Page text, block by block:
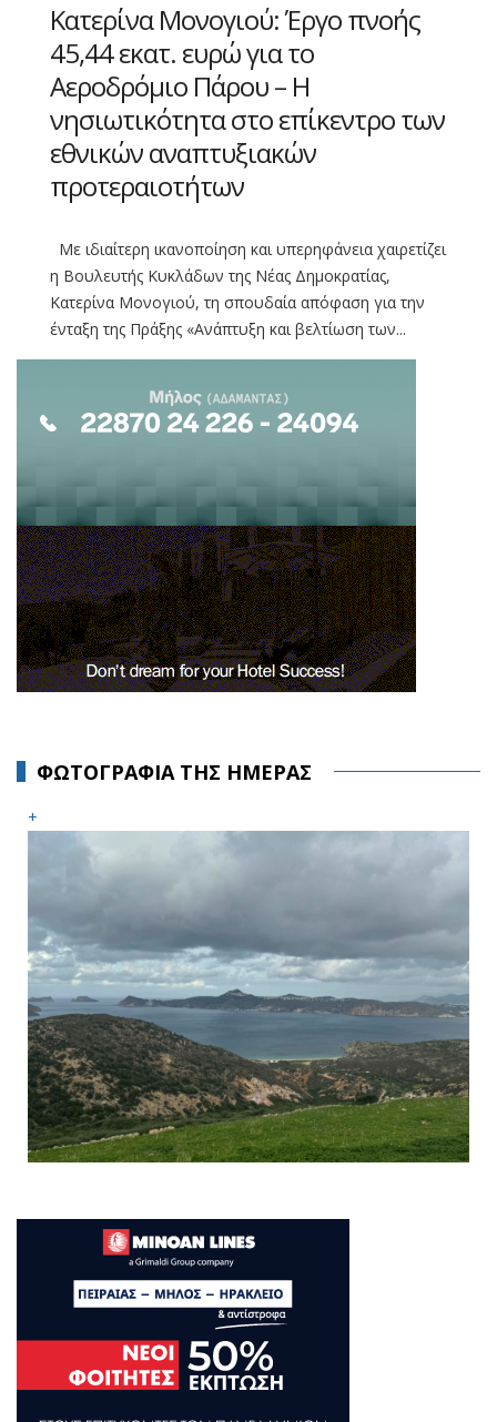
Κατερίνα Μονογιού: Έργο πνοής
45,44 εκατ. ευρώ για το
Αεροδρόμιο Πάρου – Η
νησιωτικότητα στο επίκεντρο των
εθνικών αναπτυξιακών
προτεραιοτήτων
Με ιδιαίτερη ικανοποίηση και υπερηφάνεια χαιρετίζει
η Βουλευτής Κυκλάδων της Νέας Δημοκρατίας,
Κατερίνα Μονογιού, τη σπουδαία απόφαση για την
ένταξη της Πράξης «Ανάπτυξη και βελτίωση των...
ΦΩΤΟΓΡΑΦΙΑ ΤΗΣ ΗΜΕΡΑΣ
+